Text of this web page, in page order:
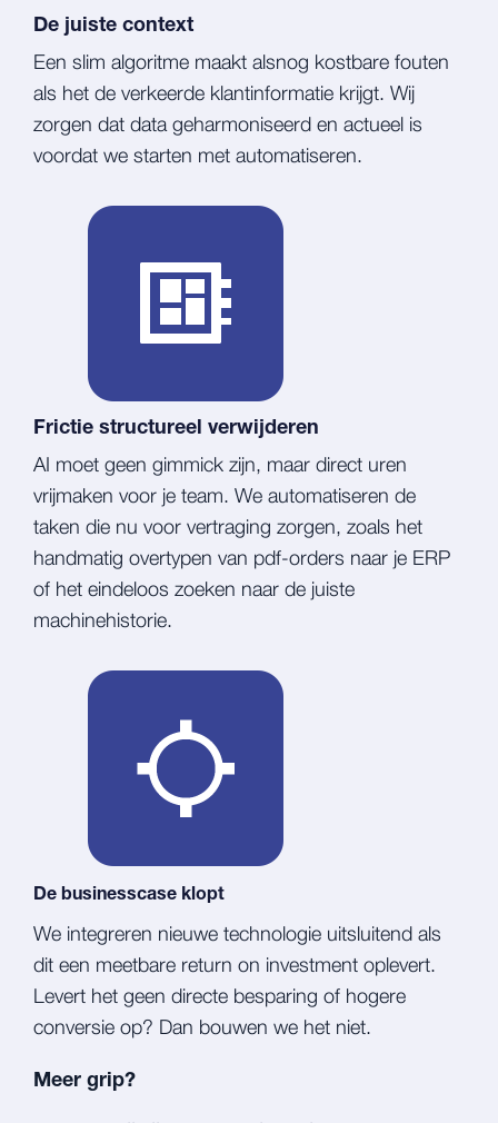
De juiste context
Een slim algoritme maakt alsnog kostbare fouten
als het de verkeerde klantinformatie krijgt. Wij
zorgen dat data geharmoniseerd en actueel is
voordat we starten met automatiseren.
Frictie structureel verwijderen
AI moet geen gimmick zijn, maar direct uren
vrijmaken voor je team. We automatiseren de
taken die nu voor vertraging zorgen, zoals het
handmatig overtypen van pdf-orders naar je ERP
of het eindeloos zoeken naar de juiste
machinehistorie.
De businesscase klopt
We integreren nieuwe technologie uitsluitend als
dit een meetbare return on investment oplevert.
Levert het geen directe besparing of hogere
conversie op? Dan bouwen we het niet.
Meer grip?